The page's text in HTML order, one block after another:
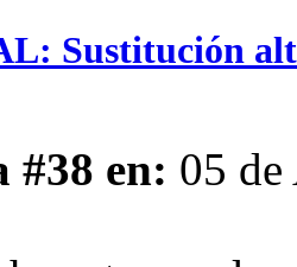
Sustitución
#38 en: 05